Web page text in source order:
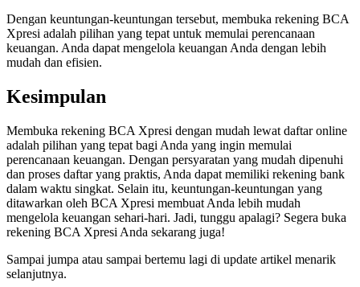
Dengan keuntungan-keuntungan tersebut, membuka rekening BCA
Xpresi adalah pilihan yang tepat untuk memulai perencanaan
keuangan. Anda dapat mengelola keuangan Anda dengan lebih
mudah dan efisien.
Kesimpulan
Membuka rekening BCA Xpresi dengan mudah lewat daftar online
adalah pilihan yang tepat bagi Anda yang ingin memulai
perencanaan keuangan. Dengan persyaratan yang mudah dipenuhi
dan proses daftar yang praktis, Anda dapat memiliki rekening bank
dalam waktu singkat. Selain itu, keuntungan-keuntungan yang
ditawarkan oleh BCA Xpresi membuat Anda lebih mudah
mengelola keuangan sehari-hari. Jadi, tunggu apalagi? Segera buka
rekening BCA Xpresi Anda sekarang juga!
Sampai jumpa atau sampai bertemu lagi di update artikel menarik
selanjutnya.